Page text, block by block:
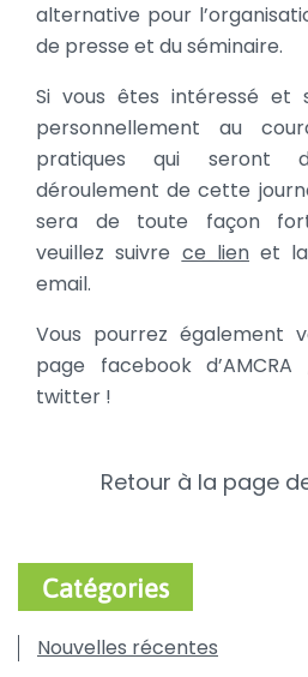
alternative pour
de presse et du séminaire.
Si vous êtes intéressé et
personnellement au
pratiques qui seront
déroulement de cette
sera de toute façon
veuillez suivre ce lienet
email.
Vous pourrez également
page facebook
twitter !
Retour à la page
Catégories
Nouvelles récentes